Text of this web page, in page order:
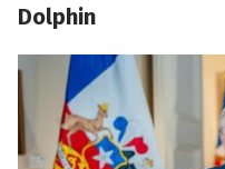
Dolphin